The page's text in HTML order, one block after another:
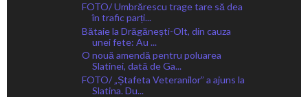
FOTO/ Umbrărescu trage tare să dea
în trafic parți...
Bătaie la Drăgănești-Olt, din cauza
unei fete: Au ...
O nouă amendă pentru poluarea
Slatinei, dată de Ga...
FOTO/ „Ștafeta Veteranilor” a ajuns la
Slatina. Du...